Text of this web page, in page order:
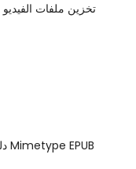
دليل المستخدم لكتابة ملف Mimetype EPUB